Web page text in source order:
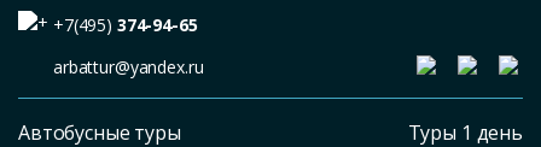
+7(495) 374-94-65
arbattur@yandex.ru
Автобусные туры
Туры 1 день